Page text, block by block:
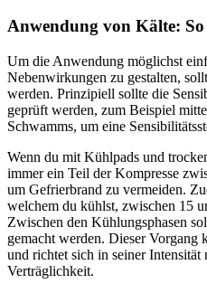
Anwendung von Kälte:
Um die Anwendung möglichst
Nebenwirkungen zu gestalten,
werden. Prinzipiell sollte die
geprüft werden, zum Beispiel
Schwamms, um eine
Wenn du mit Kühlpads und
immer ein Teil der Kompresse
um Gefrierbrand zu vermeiden.
welchem du kühlst, zwischen 15
Zwischen den Kühlungsphasen
gemacht werden. Dieser Vorgang
und richtet sich in seiner
Verträglichkeit.